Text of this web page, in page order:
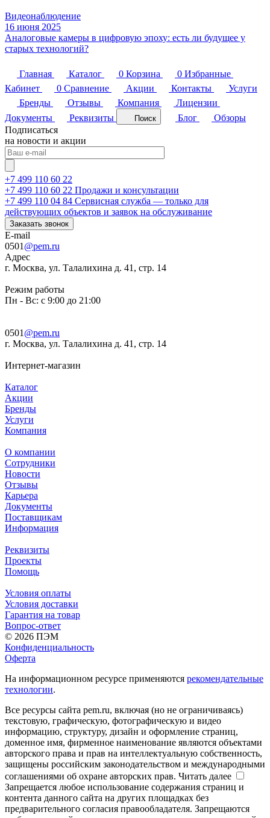
Видеонаблюдение
16 июня 2025
Аналоговые камеры в цифровую эпоху: есть ли будущее у
старых технологий?
Главная Каталог 0 Корзина 0 Избранные
Кабинет
0 Сравнение Акции Контакты
Услуги
Бренды
Отзывы Компания
Лицензии
Документы
Реквизиты Поиск Блог
Обзоры
Подписаться
на новости и акции
+7 499 110 60 22
+7 499 110 60 22 Продажи и консультации
+7 499 110 04 84 Сервисная служба — только для
действующих объектов и заявок на обслуживание
Заказать звонок
E-mail
0501 @pem.ru
Адрес
г. Москва, ул. Талалихина д. 41, стр. 14
Режим работы
Пн - Вс: с 9:00 до 21:00
0501 @pem.ru
г. Москва, ул. Талалихина д. 41, стр. 14
Интернет-магазин
Каталог
Акции
Бренды
Услуги
Компания
О компании
Сотрудники
Новости
Отзывы
Карьера
Документы
Поставщикам
Информация
Реквизиты
Проекты
Помощь
Условия оплаты
Условия доставки
Гарантия на товар
Вопрос-ответ
© 2026 ПЭМ
Конфиденциальность
Оферта
На информационном ресурсе применяются рекомендательные
технологии.
Все ресурсы сайта pem.ru, включая (но не ограничиваясь)
текстовую, графическую, фотографическую и видео
информацию, структуру, дизайн и оформление страниц,
доменное имя, фирменное наименование являются объектами
авторского права и прав на интеллектуальную собственность,
защищены российским законодательством и международными
соглашениями об охране авторских прав. Читать далее
Запрещается любое использование содержания страниц и
контента данного сайта на других площадках без
предварительного согласия правообладателя. Запрещаются